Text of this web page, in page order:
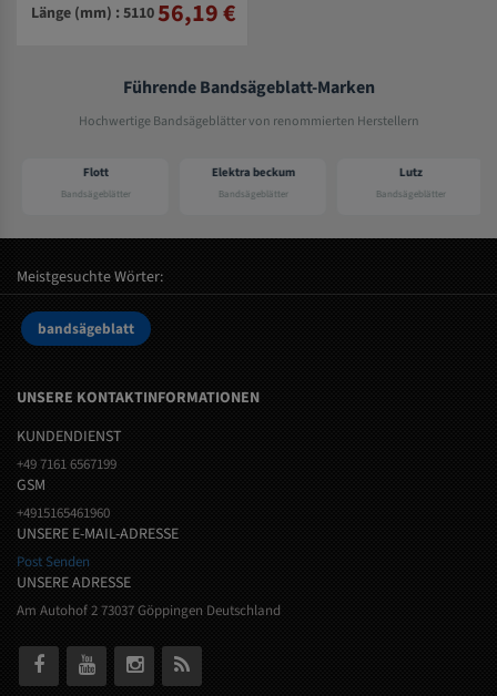
Bandsägeblätter
Länge (mm) : 511056,19 €
Führende Bandsägeblatt-Marken
Hochwertige Bandsägeblätter von renommierten Herstellern
Flott
Bandsägeblätter
Elektra beckum
Bandsägeblätter
Lutz
Bandsägeblätter
Meistgesuchte Wörter:
bandsägeblatt
UNSERE KONTAKTINFORMATIONEN
KUNDENDIENST
+49 7161 6567199
GSM
+4915165461960
UNSERE E-MAIL-ADRESSE
Post Senden
UNSERE ADRESSE
Am Autohof 2 73037 Göppingen Deutschland